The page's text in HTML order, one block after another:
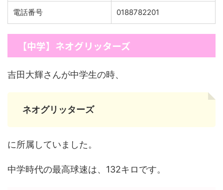
電話番号 0188782201
【中学】ネオグリッターズ
吉田大輝さんが中学生の時、
ネオグリッターズ
に所属していました。
中学時代の最高球速は、132キロです。